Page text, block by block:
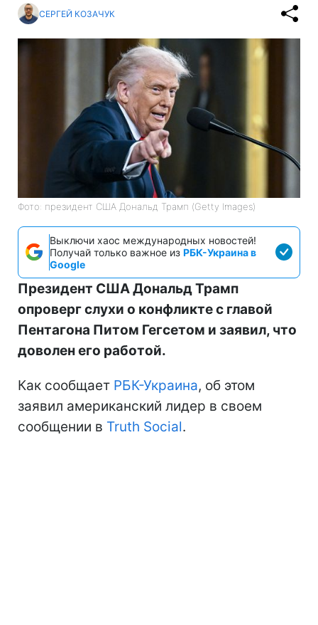
СЕРГЕЙ КОЗАЧУК
Фото: президент США Дональд Трамп (Getty Images)
Выключи хаос международных новостей!
Получай только важное из РБК-Украина в
Google
Президент США Дональд Трамп
опроверг слухи о конфликте с главой
Пентагона Питом Гегсетом и заявил, что
доволен его работой.
Как сообщает РБК-Украина, об этом
заявил американский лидер в своем
сообщении в Truth Social.